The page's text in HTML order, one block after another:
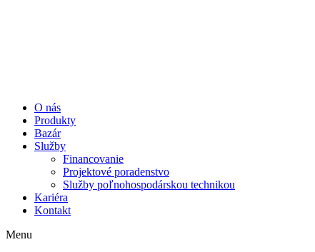
O nás
Produkty
Bazár
Služby
Financovanie
Projektové poradenstvo
Služby poľnohospodárskou technikou
Kariéra
Kontakt
Menu